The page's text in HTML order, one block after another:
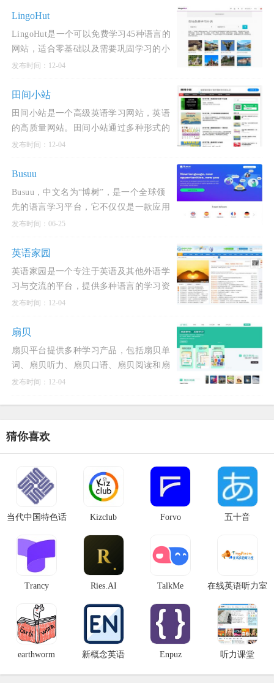
LingoHut
LingoHut是一个可以免费学习45种语言的
网站，适合零基础以及需要巩固学习的小
伙伴，界面简洁舒适。有超多外语供学习
语言都有！LingoHut每一门
发布时间：12-04
田间小站
田间小站是一个高级英语学习网站，英语
的高质量网站。田间小站通过多种形式的
资料和教程，能帮助用户提高英语口语、
量的英语学习网站，提供
发布时间：12-04
Busuu
Busuu，中文名为“博树”，是一个全球领
先的语言学习平台，它不仅仅是一款应用
程序，更是一个连接了超过1.2亿学习者和
是通过结合科学的学习方法与真实的社交
互动，帮助用户高效、自信地
发布时间：06-25
英语家园
英语家园是一个专注于英语及其他外语学
习与交流的平台，提供多种语言的学习资
源和工具。这个网站不仅支持英语学习，
言的学习和交流。此外
发布时间：12-04
扇贝
扇贝平台提供多种学习产品，包括扇贝单
词、扇贝听力、扇贝口语、扇贝阅读和扇
贝编程等，旨在为用户提供个性化和高效
发布时间：12-04
猜你喜欢
当代中国特色话
Kizclub Forvo 五十音
Trancy Ries.AI TalkMe 在线英语听力室
earthworm 新概念英语 Enpuz 听力课堂